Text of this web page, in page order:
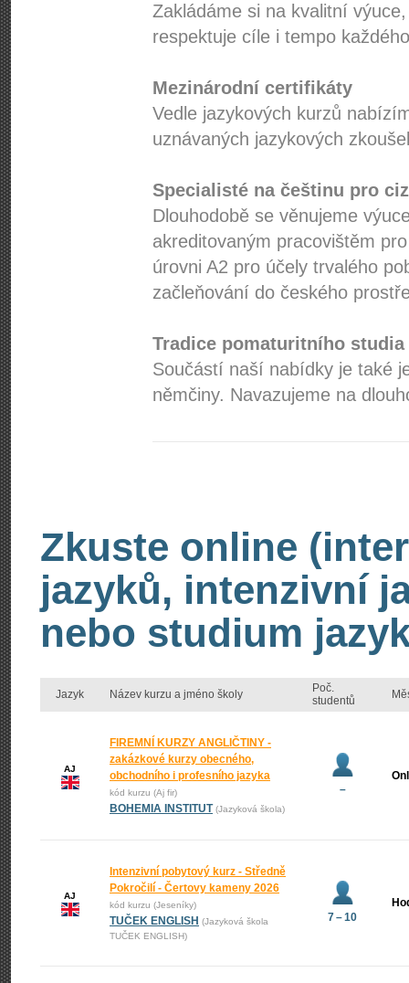
Zakládáme si na kvalitní
respektuje cíle i tempo
Mezinárodní certifikáty
Vedle jazykových kurzů
uznávaných jazykových
Specialisté na češtinu pro
Dlouhodobě se věnujeme
akreditovaným pracovištěm
úrovni A2 pro účely trvalého
začleňování do českého
Tradice pomaturitního studia
Součástí naší nabídky je také
němčiny. Navazujeme na
Zkuste online
jazyků, intenzivní
nebo studium
Jazyk Název kurzu a jméno školy
Poč.
studentů
AJ
FIREMNÍ KURZY ANGLIČTINY -
zakázkové kurzy obecného,
obchodního i profesního jazyka
kód kurzu (Aj fir)
BOHEMIA INSTITUT (Jazyková škola)
–
AJ
Intenzivní pobytový kurz - Středně
Pokročilí - Čertovy kameny 2026
kód kurzu (Jeseníky)
TUČEK ENGLISH (Jazyková škola
TUČEK ENGLISH)
7 – 10